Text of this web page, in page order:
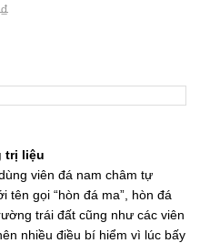
trị liệu
viên đá nam châm tự
gọi “hòn đá ma”, hòn đá
trái đất cũng như các viên
nhiều điều bí hiểm vì lúc bấy